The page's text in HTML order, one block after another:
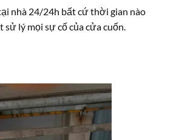
nhà 24/24h bất cứ thời gian nào
lý mọi sự cố của cửa cuốn.